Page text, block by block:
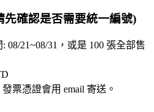
先確認是否需要統一編號)
08/21~08/31，或是 100 張全部售
票憑證會用 email 寄送。